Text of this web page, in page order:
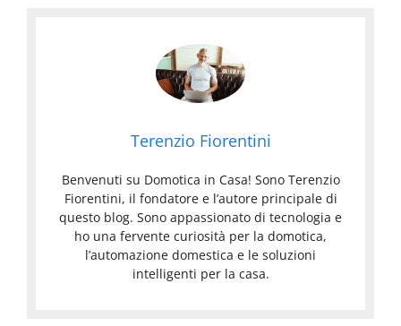
Terenzio Fiorentini
Benvenuti su Domotica in Casa! Sono Terenzio
Fiorentini, il fondatore e l’autore principale di
questo blog. Sono appassionato di tecnologia e
ho una fervente curiosità per la domotica,
l’automazione domestica e le soluzioni
intelligenti per la casa.